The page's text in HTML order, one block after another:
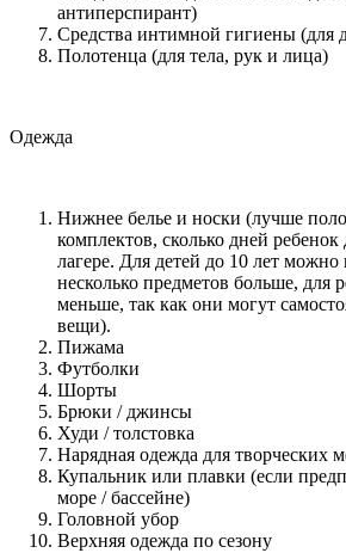
антиперспирант)
Средства интимной гигиены (для
Полотенца (для тела, рук и лица)
Одежда
Нижнее белье и носки (лучше
комплектов, сколько дней
лагере. Для детей до 10 лет
несколько предметов больше, для
меньше, так как они могут
вещи).
Пижама
Футболки
Шорты
Брюки / джинсы
Худи / толстовка
Нарядная одежда для творческих
Купальник или плавки (если
море / бассейне)
Головной убор
Верхняя одежда по сезону